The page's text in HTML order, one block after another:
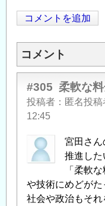
コメントを追加
コメント
#305 柔軟な
投稿者 匿名投稿
12:45
宮田さん
推進した
「柔軟
や技術にめどがた
社会や政治もそ